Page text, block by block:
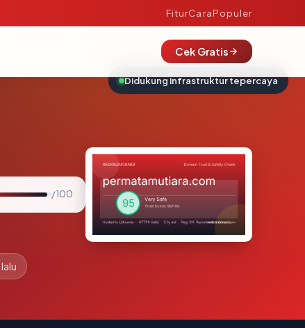
FiturCaraPopuler
Cek Gratis
/ 100
Didukung infrastruktur tepercaya